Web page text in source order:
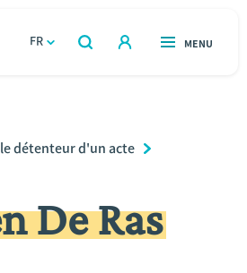
FR
OUVERT
RECHERCHER
OUVERT
MENU
détenteur d'un acte
De Ras